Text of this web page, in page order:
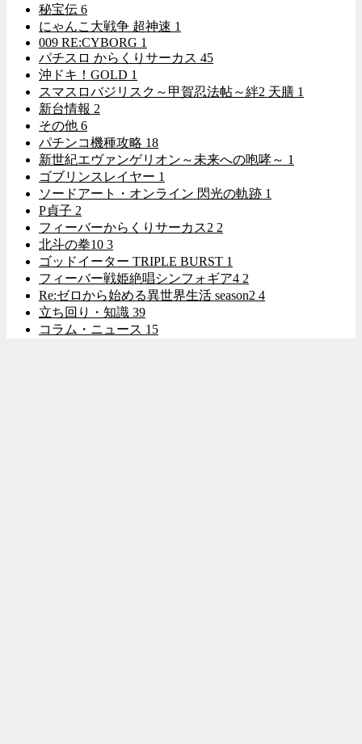
秘宝伝 6
にゃんこ大戦争 超神速 1
009 RE:CYBORG 1
パチスロ からくりサーカス 45
沖ドキ！GOLD 1
スマスロバジリスク～甲賀忍法帖～絆2 天膳 1
新台情報 2
その他 6
パチンコ機種攻略 18
新世紀エヴァンゲリオン～未来への咆哮～ 1
ゴブリンスレイヤー 1
ソードアート・オンライン 閃光の軌跡 1
P貞子 2
フィーバーからくりサーカス2 2
北斗の拳10 3
ゴッドイーター TRIPLE BURST 1
フィーバー戦姫絶唱シンフォギア4 2
Re:ゼロから始める異世界生活 season2 4
立ち回り・知識 39
コラム・ニュース 15